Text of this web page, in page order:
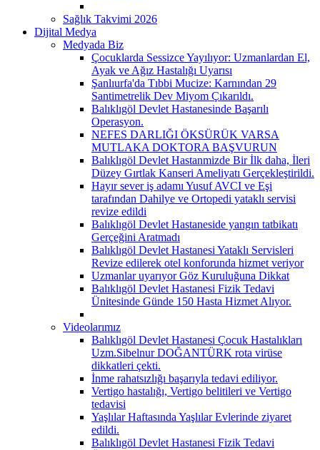
Sağlık Takvimi 2026
Dijital Medya
Medyada Biz
Çocuklarda Sessizce Yayılıyor: Uzmanlardan El,
Ayak ve Ağız Hastalığı Uyarısı
Şanlıurfa'da Tıbbi Mucize: Karnından 29
Santimetrelik Dev Miyom Çıkarıldı.
Balıklıgöl Devlet Hastanesinde Başarılı
Operasyon.
NEFES DARLIĞI ÖKSÜRÜK VARSA
MUTLAKA DOKTORA BAŞVURUN
Balıklıgöl Devlet Hastanmizde Bir İlk daha, İleri
Düzey Gırtlak Kanseri Ameliyatı Gerçekleştirildi.
Hayır sever iş adamı Yusuf AVCI ve Eşi
tarafından Dahilye ve Ortopedi yataklı servisi
revize edildi
Balıklıgöl Devlet Hastaneside yangın tatbikatı
Gerçeğini Aratmadı
Balıklıgöl Devlet Hastanesi Yataklı Servisleri
Revize edilerek otel konforunda hizmet veriyor
Uzmanlar uyarıyor Göz Kuruluğuna Dikkat
Balıklıgöl Devlet Hastanesi Fizik Tedavi
Ünitesinde Günde 150 Hasta Hizmet Alıyor.
Videolarımız
Balıklıgöl Devlet Hastanesi Çocuk Hastalıkları
Uzm.Sibelnur DOĞANTÜRK rota virüse
dikkatleri çekti.
İnme rahatsızlığı başarıyla tedavi ediliyor.
Vertigo hastalığı, Vertigo belitileri ve Vertigo
tedavisi
Yaşlılar Haftasında Yaşlılar Evlerinde ziyaret
edildi.
Balıklıgöl Devlet Hastanesi Fizik Tedavi